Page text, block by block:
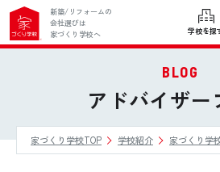
新築/リフォームの
会社選びは
家づくり学校へ
学校を探
ぴったりの住
個
後悔しない家づ
セミナ
BLOG
アドバイザー
家づくり学校TOP 学校紹介 家づくり学